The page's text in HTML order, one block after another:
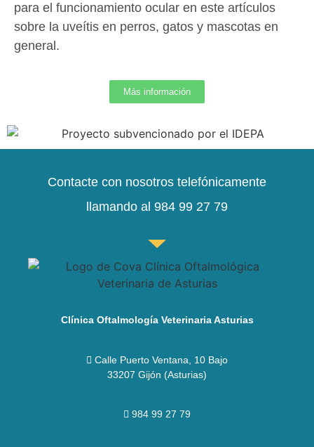
para el funcionamiento ocular en este artículos
sobre la uveítis en perros, gatos y mascotas en
general.
Más información
Contacte con nosotros telefónicamente
llamando al 984 99 27 79
Clínica Oftalmología Veterinaria Asturias
Calle Puerto Ventana, 10 Bajo
33207 Gijón (Asturias)
984 99 27 79